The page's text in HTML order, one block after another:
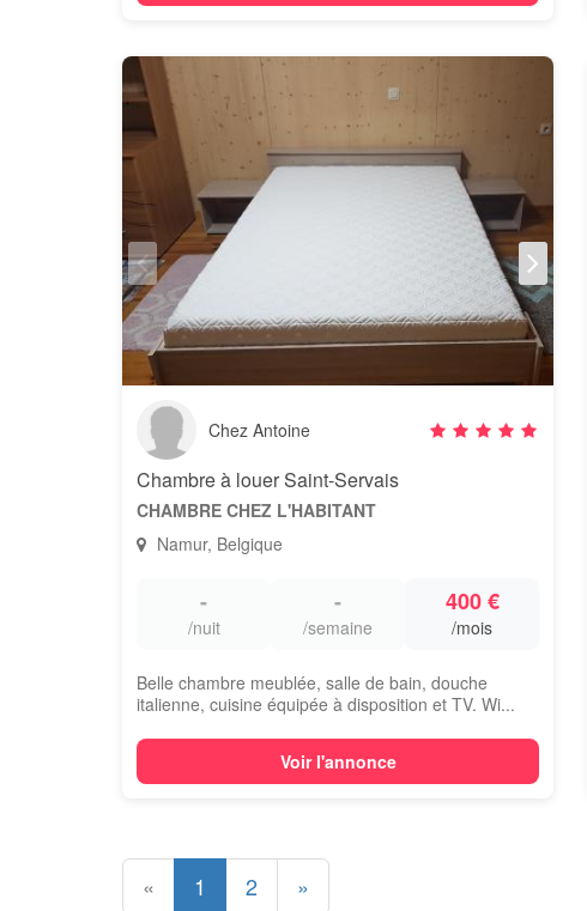
Chez Antoine
Chambre à louer Saint-Servais
CHAMBRE CHEZ L'HABITANT
Namur, Belgique
-
/nuit
-
/semaine
400 €
/mois
Belle chambre meublée, salle de bain, douche
italienne, cuisine équipée à disposition et TV. Wi...
Voir l'annonce
« 1 2 »